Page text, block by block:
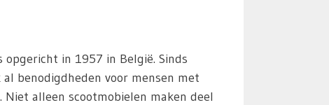
in 1957 in België. Sinds
benodigdheden voor mensen met
alleen scootmobielen maken deel